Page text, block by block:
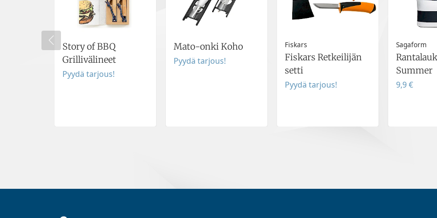
Story of BBQ
Grillivälineet
Pyydä tarjous!
Mato-onki Koho
Pyydä tarjous!
Fiskars
Fiskars Retkeilijän
setti
Pyydä tarjous!
Sagaform
Summer
9,9 €